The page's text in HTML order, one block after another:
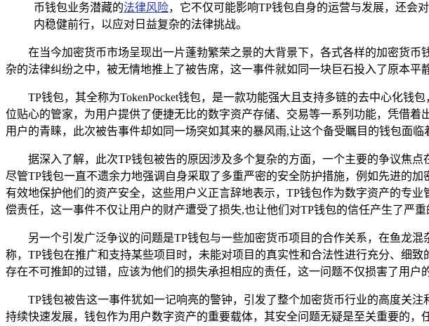
币钱包业务潜藏的法律风险，它不仅可能影响TP钱包自身的运营与发展，还会
内稳健前行，以应对日益复杂的法律挑战。
在当今加密货币市场呈现出一片蓬勃繁荣之景的大背景下，各式各样的加密货
杂的法律纠纷之中，被无情地推上了被告席，这一事件就如同一块巨石投入了原本
TP钱包，其全称为TokenPocket钱包，是一款功能强大且支持多链的去中心化
位贴心的管家，为用户提供了便捷无比的数字资产存储、交易等一系列功能，凭借
用户的青睐，此次被告事件却如同一场突如其来的暴风雨,让这个备受瞩目的钱包面临
据深入了解，此次TP钱包被告的原因涉及多个复杂的方面，一个主要的争议焦
尽管TP钱包一直不遗余力地强调自身采取了多重严密的安全防护措施，例如先进的
有效地保护他们的资产安全，这些用户义正言辞地表示，TP钱包作为数字资产的专
偿责任，这一事件不仅让用户的财产遭受了损失,也让他们对TP钱包的信任产生了严重
另一个引发广泛争议的问题是TP钱包与一些加密货币项目的合作关系，在鱼龙
称，TP钱包在推广和支持某些项目时，未能对项目的真实性和合法性进行充分、细
存在不可推卸的过错，应该为他们的损失承担相应的责任，这一问题不仅损害了用户
TP钱包被告这一事件犹如一记响亮的警钟，引发了整个加密货币行业的高度关
持续快速发展，钱包作为用户数字资产的重要载体，其安全问题无疑是至关重要的